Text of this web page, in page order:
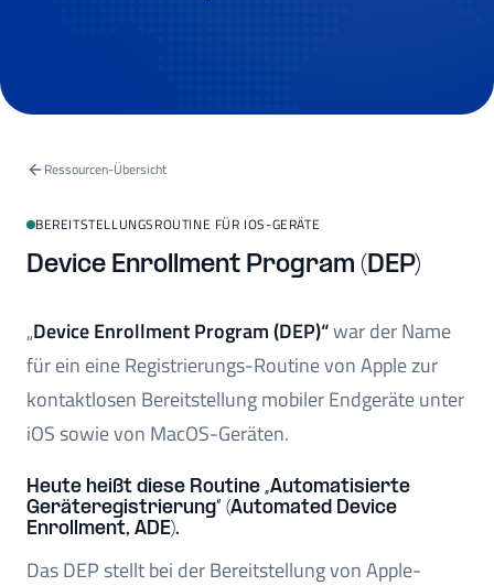
Ressourcen-Übersicht
BEREITSTELLUNGSROUTINE FÜR IOS-GERÄTE
Device Enrollment Program (DEP)
„Device Enrollment Program (DEP)“war der Name
für ein eine Registrierungs-Routine von Apple zur
kontaktlosen Bereitstellung mobiler Endgeräte unter
iOS sowie von MacOS-Geräten.
Heute heißt diese Routine „Automatisierte
Geräteregistrierung“ (Automated Device
Enrollment, ADE).
Das DEP stellt bei der Bereitstellung von Apple-